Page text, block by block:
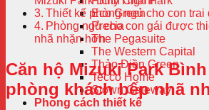
Eco Green
Precia
The Pegasuite
The Western Capital
Thảo Điền Green
Tecco Home
Stown Gateway
Phong cách thiết kế
Thiết kế phòng ngủ cho con
Phòng ngủ cho con gái được
nhã nhặn hơn
Căn hộ Mizuki Park
phòng khách bếp nhã